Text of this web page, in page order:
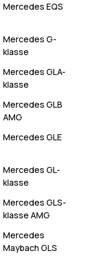
Mercedes EQS
Mercedes G-
klasse
Mercedes GLA-
klasse
Mercedes GLB
AMG
Mercedes GLE
Mercedes GL-
klasse
Mercedes GLS-
klasse AMG
Mercedes
Maybach GLS